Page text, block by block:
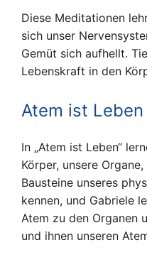
Diese Meditationen
sich unser
Gemüt sich aufhellt.
Lebenskraft in den
Atem ist Leben
In „Atem ist Leben“
Körper, unsere
Bausteine unseres
kennen, und Gabriele
Atem zu den Organen
und ihnen unseren